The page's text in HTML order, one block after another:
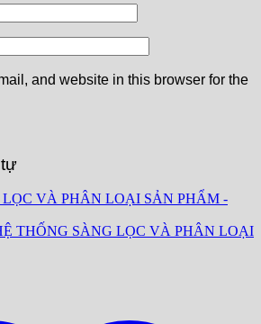
and website in this browser for the